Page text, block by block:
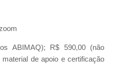
ABIMAQ); R$ 590,00 (não
de apoio e certificação